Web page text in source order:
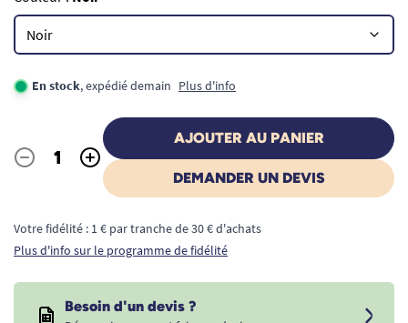
En stock, expédié demain Plus d'info
Quantité
- +
AJOUTER AU PANIER
DEMANDER UN DEVIS
Votre fidélité : 1 € par tranche de 30 € d'achats
Plus d'info sur le programme de fidélité
Besoin d'un devis ?